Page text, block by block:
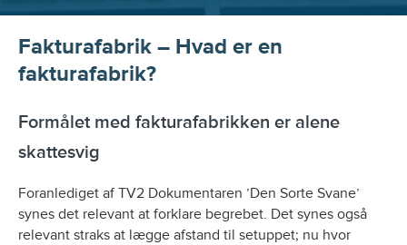
Fakturafabrik – Hvad er en
fakturafabrik?
Formålet med fakturafabrikken er alene
skattesvig
Foranlediget af TV2 Dokumentaren ’Den Sorte Svane’
synes det relevant at forklare begrebet. Det synes også
relevant straks at lægge afstand til setuppet; nu hvor